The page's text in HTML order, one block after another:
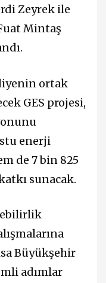
Zeyrek ile
Mintaş
ortak
GES projesi,
enerji
de 7 bin 825
sunacak.
Büyükşehir
adımlar